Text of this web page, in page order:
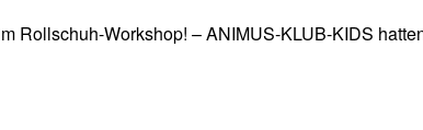
Rollschuh-Workshop! – ANIMUS-KLUB-KIDS